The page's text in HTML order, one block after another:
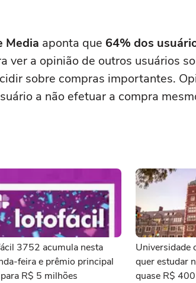
Media aponta que 64% dos
ver a opinião de outros usuários
sobre compras importantes.
a não efetuar a compra
3752 acumula nesta
feira e prêmio principal
R$ 5 milhões
Universidade
quer estudar
quase R$